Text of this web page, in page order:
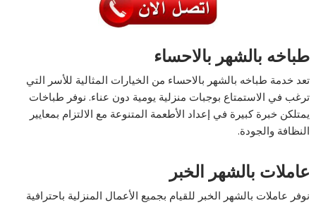
طباخه بالشهر بالاحساء
تعد خدمة طباخه بالشهر بالاحساء من الخيارات المثالية للأسر التي
ترغب في الاستمتاع بوجبات منزلية يومية دون عناء. نوفر طباخات
يمتلكن خبرة كبيرة في إعداد الأطعمة المتنوعة مع الالتزام بمعايير
النظافة والجودة.
عاملات بالشهر الخبر
نوفر عاملات بالشهر الخبر للقيام بجميع الأعمال المنزلية باحترافية